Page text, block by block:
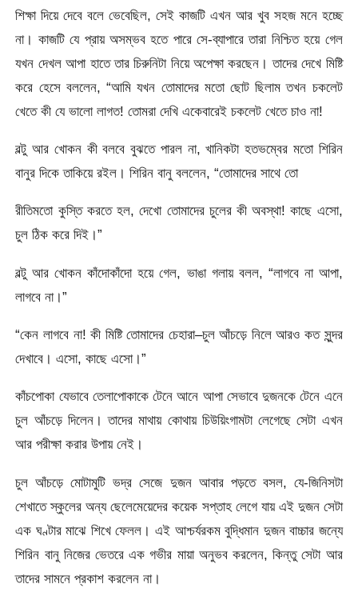
শিক্ষা দিয়ে দেবে বলে ভেবেছিল, সেই কাজটি এখন আর খুব সহজ মনে হচ্ছে
না। কাজটি যে প্রায় অসম্ভব হতে পারে সে-ব্যাপারে তারা নিশ্চিত হয়ে গেল
যখন দেখল আপা হাতে তার চিরুনিটা নিয়ে অপেক্ষা করছেন। তাদের দেখে মিষ্টি
করে হেসে বললেন, “আমি যখন তোমাদের মতো ছোট ছিলাম তখন চকলেট
খেতে কী যে ভালো লাগত! তোমরা দেখি একেবারেই চকলেট খেতে চাও না!
বল্টু আর খোকন কী বলবে বুঝতে পারল না, খানিকটা হতভম্বের মতো শিরিন
বানুর দিকে তাকিয়ে রইল। শিরিন বানু বললেন, “তোমাদের সাথে তো
রীতিমতো কুস্তি করতে হল, দেখো তোমাদের চুলের কী অবস্থা! কাছে এসো,
চুল ঠিক করে দিই।”
বল্টু আর খোকন কাঁদোকাঁদো হয়ে গেল, ভাঙা গলায় বলল, “লাগবে না আপা,
লাগবে না।”
“কেন লাগবে না! কী মিষ্টি তোমাদের চেহারা–চুল আঁচড়ে নিলে আরও কত সুন্দর
দেখাবে। এসো, কাছে এসো।”
কাঁচপোকা যেভাবে তেলাপোকাকে টেনে আনে আপা সেভাবে দুজনকে টেনে এনে
চুল আঁচড়ে দিলেন। তাদের মাথায় কোথায় চিউয়িংগামটা লেগেছে সেটা এখন
আর পরীক্ষা করার উপায় নেই।
চুল আঁচড়ে মোটামুটি ভদ্র সেজে দুজন আবার পড়তে বসল, যে-জিনিসটা
শেখাতে স্কুলের অন্য ছেলেমেয়েদের কয়েক সপ্তাহ লেগে যায় এই দুজন সেটা
এক ঘণ্টার মাঝে শিখে ফেলল। এই আশ্চর্যরকম বুদ্ধিমান দুজন বাচ্চার জন্যে
শিরিন বানু নিজের ভেতরে এক গভীর মায়া অনুভব করলেন, কিন্তু সেটা আর
তাদের সামনে প্রকাশ করলেন না।